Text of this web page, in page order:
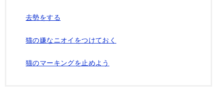
去勢をする
猫の嫌なニオイをつけておく
猫のマーキングを止めよう